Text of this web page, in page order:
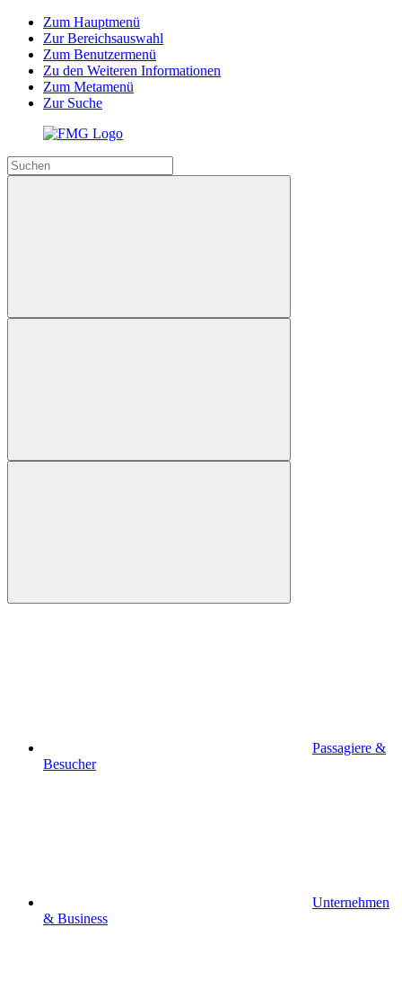
Zum Hauptmenü
Zur Bereichsauswahl
Zum Benutzermenü
Zu den Weiteren Informationen
Zum Metamenü
Zur Suche
Passagiere &
Besucher
Unternehmen
& Business